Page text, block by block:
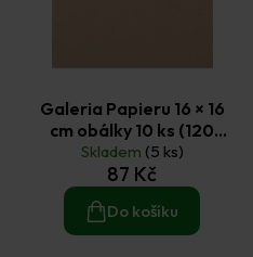
Galeria Papieru 16 × 16
cm obálky 10 ks (120
g/m2) kraft
Skladem (5 ks)
87 Kč
Do košíku